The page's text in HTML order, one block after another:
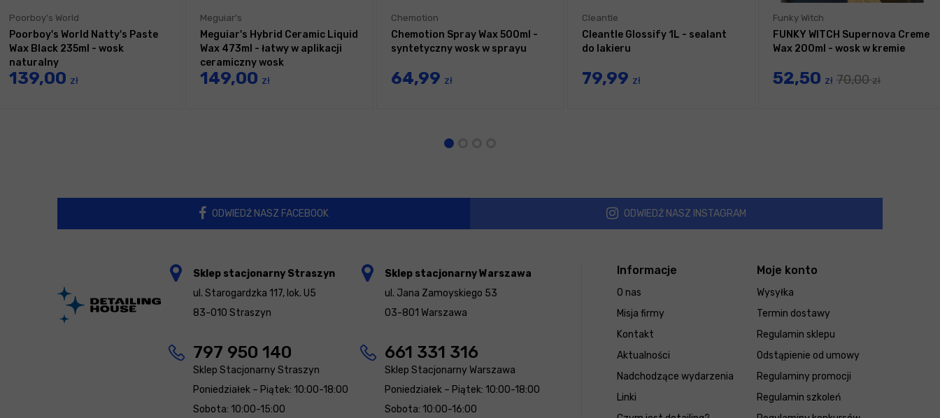
Poorboy's World
Poorboy's World Natty's Paste
Wax Black 235ml - wosk
naturalny
139,00 zł
Meguiar's
Meguiar's Hybrid Ceramic Liquid
Wax 473ml - łatwy w aplikacji
ceramiczny wosk
149,00 zł
Chemotion
Chemotion Spray Wax 500ml -
syntetyczny wosk w sprayu
64,99 zł
Cleantle
Cleantle Glossify 1L - sealant
do lakieru
79,99 zł
Funky Witch
FUNKY WITCH Supernova Creme
Wax 200ml - wosk w kremie
52,50 zł 70,00zł
ODWIEDŹ NASZ FACEBOOK ODWIEDŹ NASZ INSTAGRAM
Informacje
O nas
Misja firmy
Kontakt
Aktualności
Nadchodzące wydarzenia
Linki
Moje konto
Wysyłka
Termin dostawy
Regulamin sklepu
Odstąpienie od umowy
Regulaminy promocji
Regulamin szkoleń
Sklep stacjonarny Straszyn
ul. Starogardzka 117, lok. U5
83-010 Straszyn
797 950 140
Sklep Stacjonarny Straszyn
Poniedziałek – Piątek: 10:00-18:00
Sobota: 10:00-15:00
Sklep stacjonarny Warszawa
ul. Jana Zamoyskiego 53
03-801 Warszawa
661 331 316
Sklep Stacjonarny Warszawa
Poniedziałek – Piątek: 10:00-18:00
Sobota: 10:00-16:00